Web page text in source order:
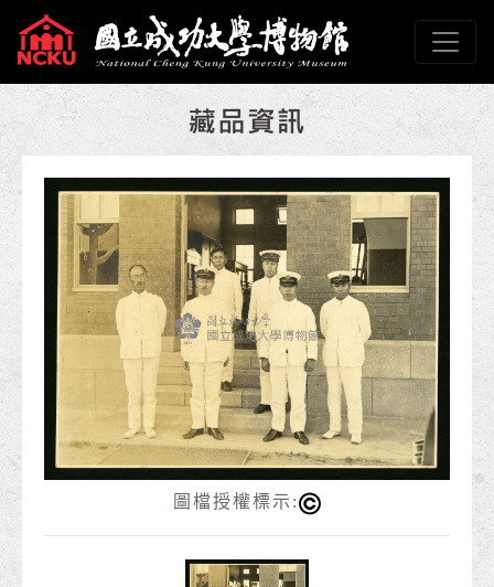
跳到主要內容
國立成功大學博物館
網頁導覽
:::
圖檔授權標示: